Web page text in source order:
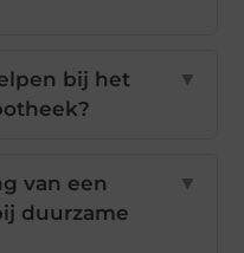
bij het
▼
van een
duurzame
▼